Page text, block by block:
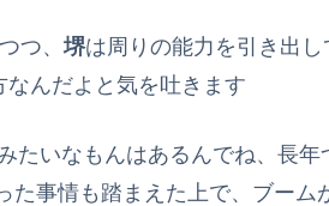
つ、 堺は周りの能力を引き出
んだよと気を吐きます
たいなもんはあるんでね、長
た事情も踏まえた上で、ブー